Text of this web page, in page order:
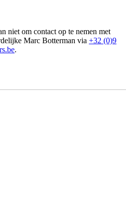
niet om contact op te nemen met
Marc Botterman via +32 (0)9
.